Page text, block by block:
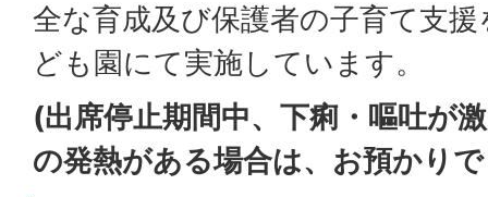
全な育成及び保護者の子育て支
ども園にて実施しています。
(出席停止期間中、下痢・嘔吐が
の発熱がある場合は、お預かり